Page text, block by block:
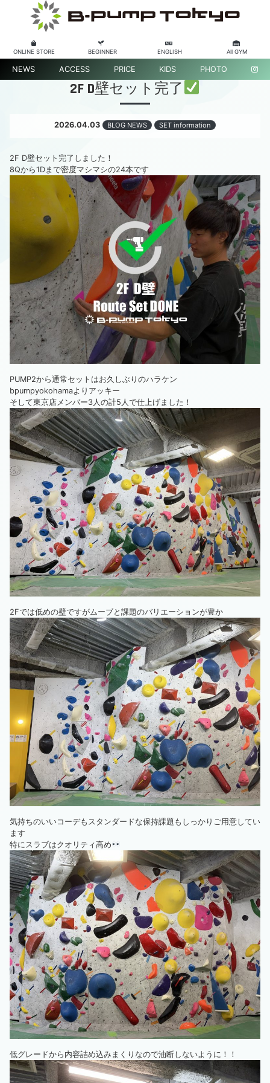
ONLINE STORE BEGINNER ENGLISH All GYM
NEWS ACCESS PRICE KIDS PHOTO
2F D壁セット完了
2026.04.03 BLOG NEWS SET information
2F D壁セット完了しました！
8Qから1Dまで密度マシマシの24本です
PUMP2から通常セットはお久しぶりのハラケン
bpumpyokohamaよりアッキー
そして東京店メンバー3人の計5人で仕上げました！
2Fでは低めの壁ですがムーブと課題のバリエーションが豊か
気持ちのいいコーデもスタンダードな保持課題もしっかりご用意してい
ます
特にスラブはクオリティ高め
低グレードから内容詰め込みまくりなので油断しないように！！